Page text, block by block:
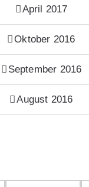
April 2017
Oktober 2016
September 2016
August 2016